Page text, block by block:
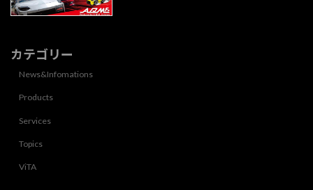
カテゴリー
News&Infomations
Products
Services
Topics
ViTA